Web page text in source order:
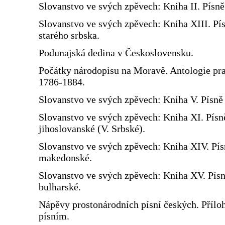
Slovanstvo ve svých zpěvech: Kniha II.
Slovanstvo ve svých zpěvech: Kniha XIII.
starého srbska.
Podunajská dedina v Československu.
Počátky národopisu na Moravě. Antologie
1786-1884.
Slovanstvo ve svých zpěvech: Kniha V.
Slovanstvo ve svých zpěvech: Kniha XI.
jihoslovanské (V. Srbské).
Slovanstvo ve svých zpěvech: Kniha XIV.
makedonské.
Slovanstvo ve svých zpěvech: Kniha XV.
bulharské.
Nápěvy prostonárodních písní českých.
písním.